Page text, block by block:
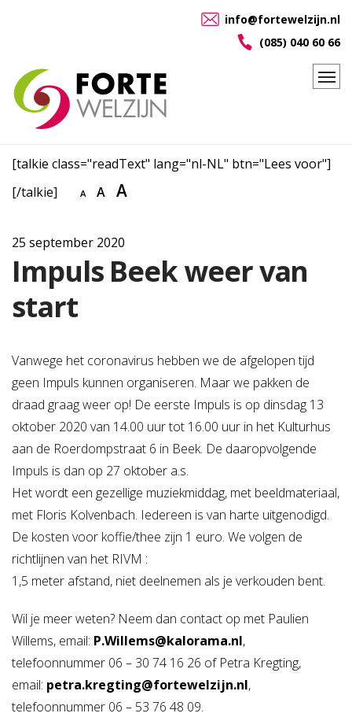
info@fortewelzijn.nl
(085) 040 60 66
[talkie class="readText" lang="nl-NL" btn="Lees voor"]
[/talkie]
A A A
25 september 2020
Impuls Beek weer van
start
Vanwege het coronavirus hebben we de afgelopen tijd
geen Impuls kunnen organiseren. Maar we pakken de
draad graag weer op! De eerste Impuls is op dinsdag 13
oktober 2020 van 14.00 uur tot 16.00 uur in het Kulturhus
aan de Roerdompstraat 6 in Beek. De daaropvolgende
Impuls is dan op 27 oktober a.s.
Het wordt een gezellige muziekmiddag, met beeldmateriaal,
met Floris Kolvenbach. Iedereen is van harte uitgenodigd.
De kosten voor koffie/thee zijn 1 euro. We volgen de
richtlijnen van het RIVM :
1,5 meter afstand, niet deelnemen als je verkouden bent.
Wil je meer weten? Neem dan contact op met Paulien
Willems, email: P.Willems@kalorama.nl,
telefoonnummer 06 – 30 74 16 26 of Petra Kregting,
email: petra.kregting@fortewelzijn.nl,
telefoonnummer 06 – 53 76 48 09.